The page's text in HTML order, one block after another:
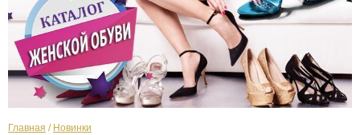
Главная / Новинки